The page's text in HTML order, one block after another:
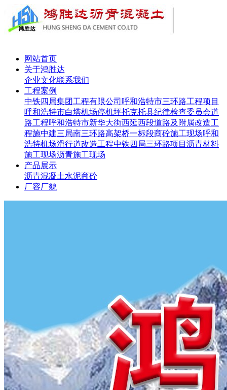
网站首页
关于鸿胜达
企业文化联系我们
工程案例
中铁四局集团工程有限公司呼和浩特市三环路工程项目
呼和浩特市白塔机场停机坪托克托县纪律检查委员会道
路工程呼和浩特市新华大街西延西段道路及附属改造工
程施中建三局南三环路高架桥一标段商砼施工现场呼和
浩特机场滑行道改造工程中铁四局三环路项目 沥青材料
施工现场沥青施工现场
产品展示
沥青混凝土水泥商砼
厂容厂貌